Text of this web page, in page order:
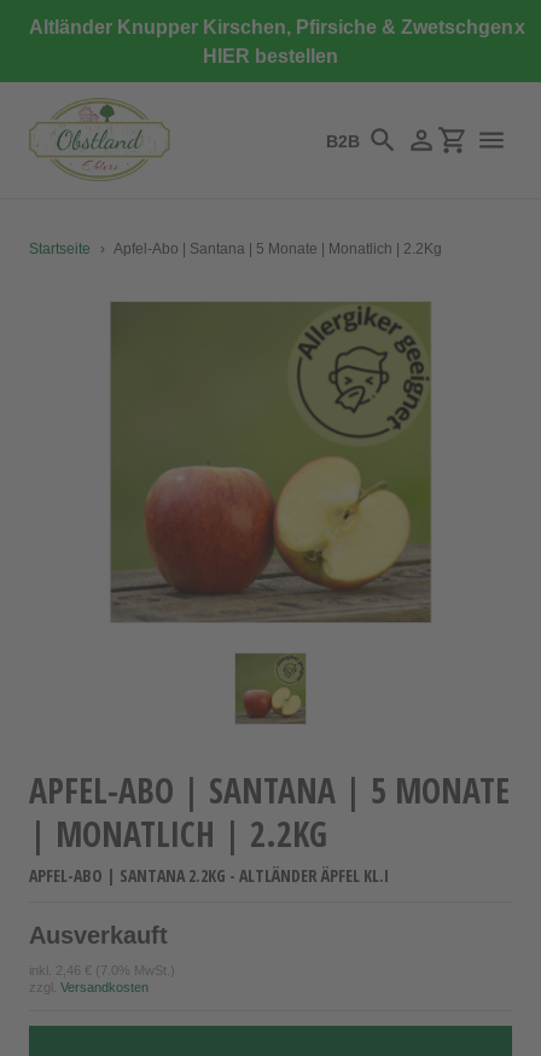
zumAltländer Knupper Kirschen, Pfirsiche & Zwetschgen
HIER bestellen
x
B2B SuchenEinloggen
Startseite › Apfel-Abo | Santana | 5 Monate | Monatlich | 2.2Kg
APFEL-ABO | SANTANA | 5 MONATE
| MONATLICH | 2.2KG
APFEL-ABO | SANTANA 2.2KG - ALTLÄNDER ÄPFEL KL.I
Ausverkauft
inkl. 2,46 € (7.0% MwSt.)
zzgl. Versandkosten